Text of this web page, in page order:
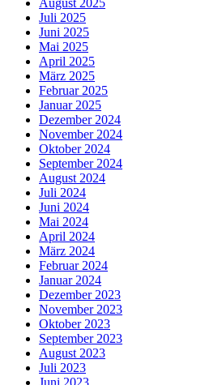
August 2025
Juli 2025
Juni 2025
Mai 2025
April 2025
März 2025
Februar 2025
Januar 2025
Dezember 2024
November 2024
Oktober 2024
September 2024
August 2024
Juli 2024
Juni 2024
Mai 2024
April 2024
März 2024
Februar 2024
Januar 2024
Dezember 2023
November 2023
Oktober 2023
September 2023
August 2023
Juli 2023